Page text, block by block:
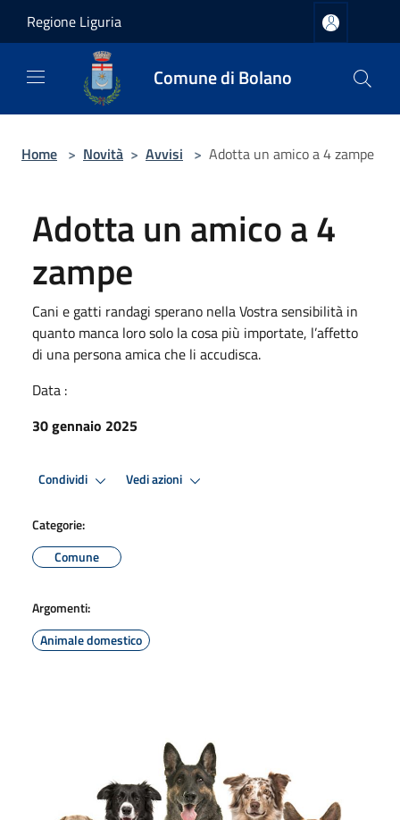
Regione Liguria
Comune di Bolano
Home > Novità > Avvisi > Adotta un amico a 4 zampe
Adotta un amico a 4
zampe
Cani e gatti randagi sperano nella Vostra sensibilità in
quanto manca loro solo la cosa più importate, l’affetto
di una persona amica che li accudisca.
Data :
30 gennaio 2025
Condividi Vedi azioni
Categorie:
Comune
Argomenti:
Animale domestico